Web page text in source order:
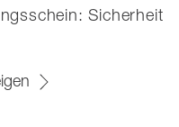
Sicherheit